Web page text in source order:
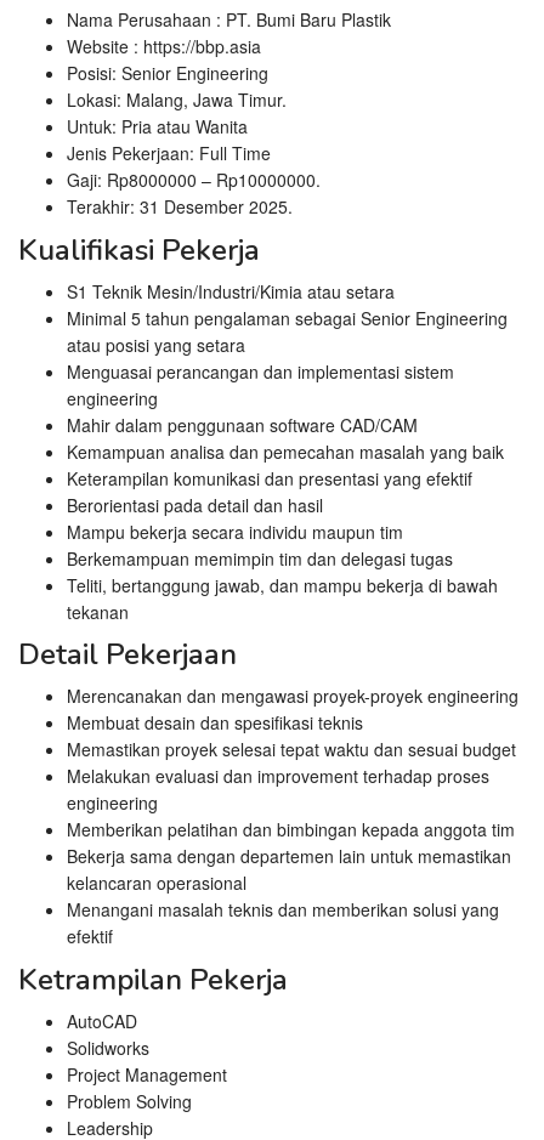
Nama Perusahaan : PT. Bumi Baru Plastik
Website : https://bbp.asia
Posisi: Senior Engineering
Lokasi: Malang, Jawa Timur.
Untuk: Pria atau Wanita
Jenis Pekerjaan: Full Time
Gaji: Rp8000000 – Rp10000000.
Terakhir: 31 Desember 2025.
Kualifikasi Pekerja
S1 Teknik Mesin/Industri/Kimia atau setara
Minimal 5 tahun pengalaman sebagai Senior Engineering
atau posisi yang setara
Menguasai perancangan dan implementasi sistem
engineering
Mahir dalam penggunaan software CAD/CAM
Kemampuan analisa dan pemecahan masalah yang baik
Keterampilan komunikasi dan presentasi yang efektif
Berorientasi pada detail dan hasil
Mampu bekerja secara individu maupun tim
Berkemampuan memimpin tim dan delegasi tugas
Teliti, bertanggung jawab, dan mampu bekerja di bawah
tekanan
Detail Pekerjaan
Merencanakan dan mengawasi proyek-proyek engineering
Membuat desain dan spesifikasi teknis
Memastikan proyek selesai tepat waktu dan sesuai budget
Melakukan evaluasi dan improvement terhadap proses
engineering
Memberikan pelatihan dan bimbingan kepada anggota tim
Bekerja sama dengan departemen lain untuk memastikan
kelancaran operasional
Menangani masalah teknis dan memberikan solusi yang
efektif
Ketrampilan Pekerja
AutoCAD
Solidworks
Project Management
Problem Solving
Leadership